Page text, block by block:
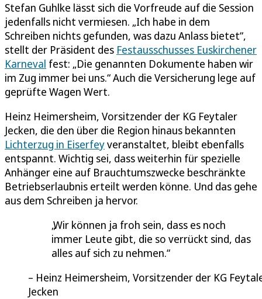
Stefan Guhlke lässt sich die Vorfreude auf die Session
jedenfalls nicht vermiesen. „Ich habe in dem
Schreiben nichts gefunden, was dazu Anlass bietet“,
stellt der Präsident des Festausschusses Euskirchener
Karneval fest: „Die genannten Dokumente haben wir
im Zug immer bei uns.“ Auch die Versicherung lege auf
geprüfte Wagen Wert.
Heinz Heimersheim, Vorsitzender der KG Feytaler
Jecken, die den über die Region hinaus bekannten
Lichterzug in Eiserfeyveranstaltet, bleibt ebenfalls
entspannt. Wichtig sei, dass weiterhin für spezielle
Anhänger eine auf Brauchtumszwecke beschränkte
Betriebserlaubnis erteilt werden könne. Und das gehe
aus dem Schreiben ja hervor.
Wir können ja froh sein, dass es noch
immer Leute gibt, die so verrückt sind, das
alles auf sich zu nehmen.
Heinz Heimersheim, Vorsitzender der KG
Jecken